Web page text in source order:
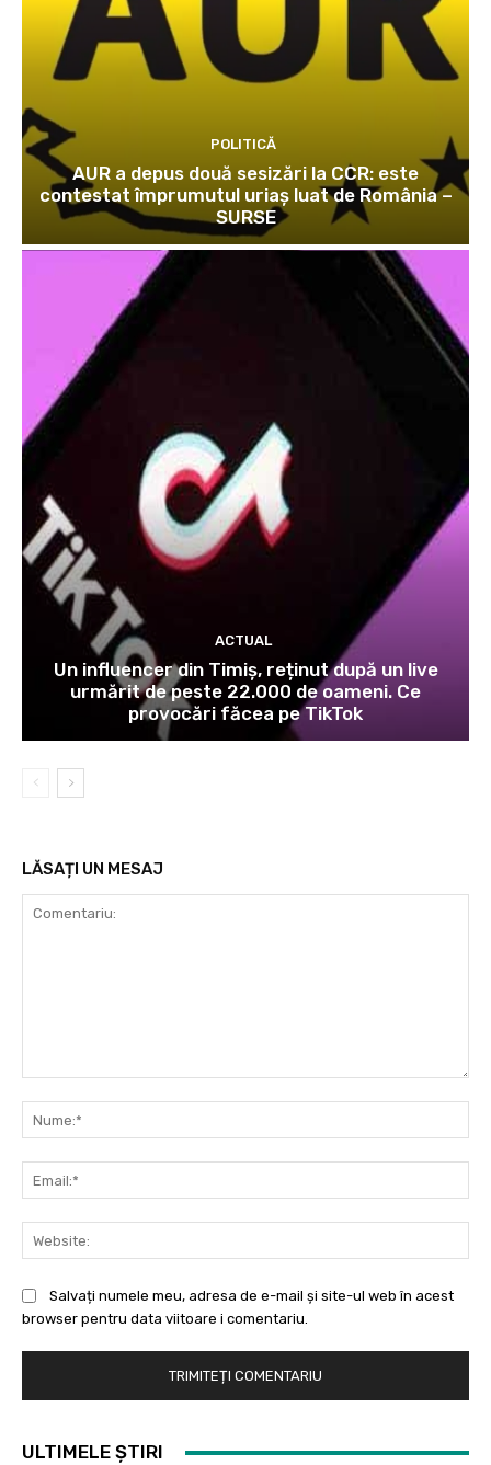
POLITICĂ
AUR a depus două sesizări la CCR: este
contestat împrumutul uriaș luat de România –
SURSE
ACTUAL
Un influencer din Timiș, reținut după un live
urmărit de peste 22.000 de oameni. Ce
provocări făcea pe TikTok
LĂSAȚI UN MESAJ
Salvați numele meu, adresa de e-mail și site-ul web în acest
browser pentru data viitoare i comentariu.
ULTIMELE ȘTIRI